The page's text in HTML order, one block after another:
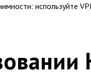
используйте